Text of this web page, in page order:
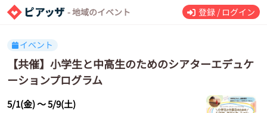
- 地域のイベント 登録 / ログイン
イベント
【共催】小学生と中高生のためのシアターエデュケ
ーションプログラム
5/1(金)〜5/9(土)